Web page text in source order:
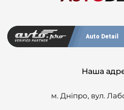
Auto Detail
Наша
м. Дніпро, вул.